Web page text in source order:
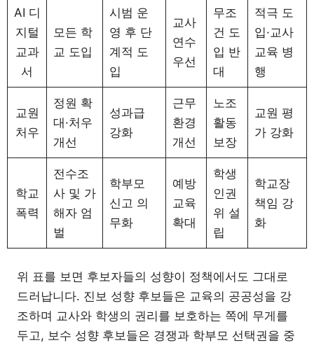
AI 디
지털
교과
서
모든 학
교 도입
시범 운
영 후 단
계적 도
입
교사
연수
우선
무조
건 도
입 반
대
적극 도
입·교사
교육 병
행
교원
처우
정원 확
대·처우
개선
성과급
강화
근무
환경
개선
노조
활동
보장
교원 평
가 강화
학교
폭력
전수조
사 및 가
해자 엄
벌
학부모
신고 의
무화
예방
교육
확대
학생
인권
위 설
립
학교장
책임 강
화
위 표를 보면 후보자들의 성향이 정책에서도 그대로
드러납니다. 진보 성향 후보들은 교육의 공공성을 강
조하며 교사와 학생의 권리를 보호하는 쪽에 무게를
두고, 보수 성향 후보들은 경쟁과 학부모 선택권을 중